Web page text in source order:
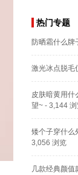
热门专题
防晒霜什么牌
激光冰点脱毛
皮肤暗黄用什
望~- 3,144 浏
矮个子穿什么
3,056 浏览
几款经典颜值